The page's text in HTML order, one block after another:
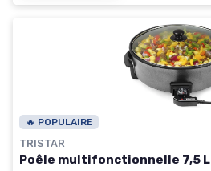
🔥 POPULAIRE
TRISTAR
Poêle multifonctionnelle 7,5 L